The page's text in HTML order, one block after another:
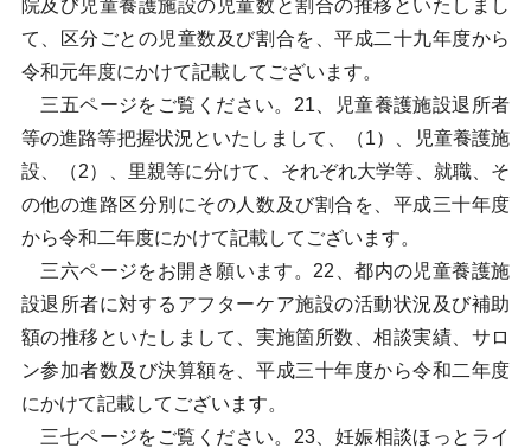
院及び児童養護施設の児童数と割合の推移といたしまし
て、区分ごとの児童数及び割合を、平成二十九年度から
令和元年度にかけて記載してございます。
三五ページをご覧ください。21、児童養護施設退所者
等の進路等把握状況といたしまして、（1）、児童養護施
設、（2）、里親等に分けて、それぞれ大学等、就職、そ
の他の進路区分別にその人数及び割合を、平成三十年度
から令和二年度にかけて記載してございます。
三六ページをお開き願います。22、都内の児童養護施
設退所者に対するアフターケア施設の活動状況及び補助
額の推移といたしまして、実施箇所数、相談実績、サロ
ン参加者数及び決算額を、平成三十年度から令和二年度
にかけて記載してございます。
三七ページをご覧ください。23、妊娠相談ほっとライ